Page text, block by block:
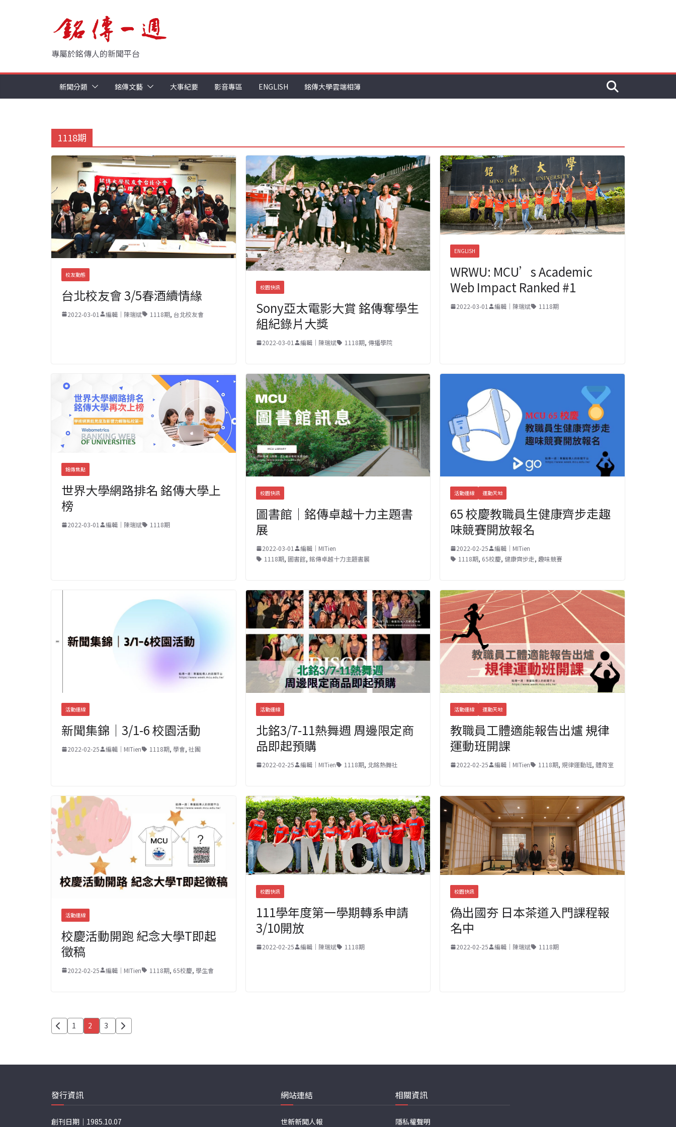
專屬於銘傳人的新聞平台
新聞分類 銘傳文藝 大事紀要 影音專區 ENGLISH 銘傳大學雲端相簿
1118期
校友動態
台北校友會 3/5春酒續情緣
2022-03-01 編輯｜陳瑞斌 1118期, 台北校友會
校園快訊
Sony亞太電影大賞 銘傳奪學生
組紀錄片大獎
2022-03-01 編輯｜陳瑞斌 1118期, 傳播學院
ENGLISH
WRWU: MCU’s Academic
Web Impact Ranked #1
2022-03-01 編輯｜陳瑞斌 1118期
銘傳焦點
世界大學網路排名 銘傳大學上
榜
2022-03-01 編輯｜陳瑞斌 1118期
校園快訊
圖書館｜銘傳卓越十力主題書
展
2022-03-01
編輯｜MITien
1118期, 圖書館, 銘傳卓越十力主題書展
活動連線 運動天地
65 校慶教職員生健康齊步走趣
味競賽開放報名
2022-02-25
編輯｜MITien
1118期, 65校慶,健康齊步走,趣味競賽
活動連線
新聞集錦｜3/1-6 校園活動
2022-02-25 編輯｜MITien 1118期, 學會, 社團
活動連線
北銘3/7-11熱舞週 周邊限定商
品即起預購
2022-02-25 編輯｜MITien 1118期, 北銘熱舞社
活動連線 運動天地
教職員工體適能報告出爐 規律
運動班開課
2022-02-25 編輯｜MITien 1118期,規律運動班,體育室
活動連線
校慶活動開跑 紀念大學T即起
徵稿
2022-02-25 編輯｜MITien 1118期, 65校慶, 學生會
校園快訊
111學年度第一學期轉系申請
3/10開放
2022-02-25 編輯｜陳瑞斌 1118期
校園快訊
偽出國夯 日本茶道入門課程報
名中
2022-02-25 編輯｜陳瑞斌 1118期
文
分
頁
1 2 3
發行資訊
創刊日期｜1985.10.07
網站連結
世新新聞人報
相關資訊
隱私權聲明